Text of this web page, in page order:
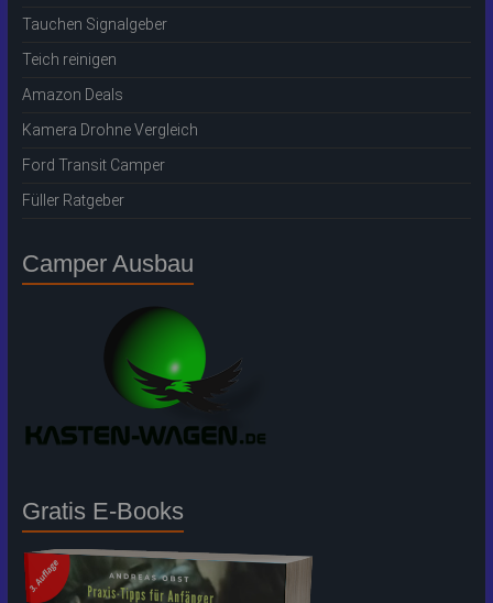
Tauchen Signalgeber
Teich reinigen
Amazon Deals
Kamera Drohne Vergleich
Ford Transit Camper
Füller Ratgeber
Camper Ausbau
Gratis E-Books